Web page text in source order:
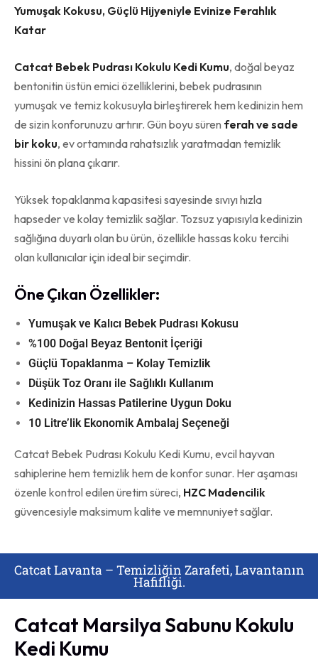
Yumuşak Kokusu, Güçlü Hijyeniyle Evinize Ferahlık
Katar
Catcat Bebek Pudrası Kokulu Kedi Kumu, doğal beyaz
bentonitin üstün emici özelliklerini, bebek pudrasının
yumuşak ve temiz kokusuyla birleştirerek hem kedinizin hem
de sizin konforunuzu artırır. Gün boyu süren ferah ve sade
bir koku, ev ortamında rahatsızlık yaratmadan temizlik
hissini ön plana çıkarır.
Yüksek topaklanma kapasitesi sayesinde sıvıyı hızla
hapseder ve kolay temizlik sağlar. Tozsuz yapısıyla kedinizin
sağlığına duyarlı olan bu ürün, özellikle hassas koku tercihi
olan kullanıcılar için ideal bir seçimdir.
Öne Çıkan Özellikler:
Yumuşak ve Kalıcı Bebek Pudrası Kokusu
%100 Doğal Beyaz Bentonit İçeriği
Güçlü Topaklanma – Kolay Temizlik
Düşük Toz Oranı ile Sağlıklı Kullanım
Kedinizin Hassas Patilerine Uygun Doku
10 Litre’lik Ekonomik Ambalaj Seçeneği
Catcat Bebek Pudrası Kokulu Kedi Kumu, evcil hayvan
sahiplerine hem temizlik hem de konfor sunar. Her aşaması
özenle kontrol edilen üretim süreci, HZC Madencilik
güvencesiyle maksimum kalite ve memnuniyet sağlar.
Catcat Lavanta – Temizliğin Zarafeti, Lavantanın
Hafifliği.
Catcat Marsilya Sabunu Kokulu
Kedi Kumu